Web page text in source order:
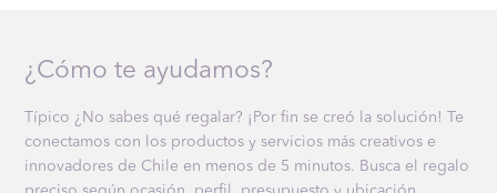
¿Cómo te ayudamos?
Típico ¿No sabes qué regalar? ¡Por fin se creó la solución! Te
conectamos con los productos y servicios más creativos e
innovadores de Chile en menos de 5 minutos. Busca el regalo